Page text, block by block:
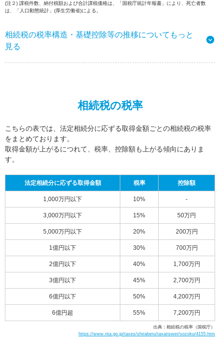
(注２) 課税件数、納付税額および合計課税価格は、「国税庁統計年報書」により、死亡者数
は、「人口動態統計」(厚生労働省)による。
相続税の税率構造・基礎控除等の推移についてもっと
見る
相続税の税率
こちらの表では、法定相続分に応ずる取得金額ごとの相続税の税率
をまとめております。
取得金額が上がるにつれて、税率、控除額も上がる傾向にありま
す。
法定相続分に応ずる取得金額 税率 控除額
1,000万円以下 10% -
3,000万円以下 15% 50万円
5,000万円以下 20% 200万円
1億円以下 30% 700万円
2億円以下 40% 1,700万円
3億円以下 45% 2,700万円
6億円以下 50% 4,200万円
6億円超 55% 7,200万円
出典：相続税の税率（国税庁）
https://www.nta.go.jp/taxes/shiraberu/taxanswer/sozoku/4155.htm